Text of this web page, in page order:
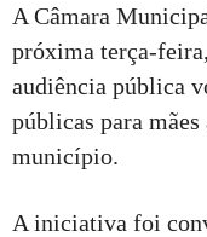
A Câmara
próxima terça-
audiência pública
públicas para
município.
A iniciativa foi